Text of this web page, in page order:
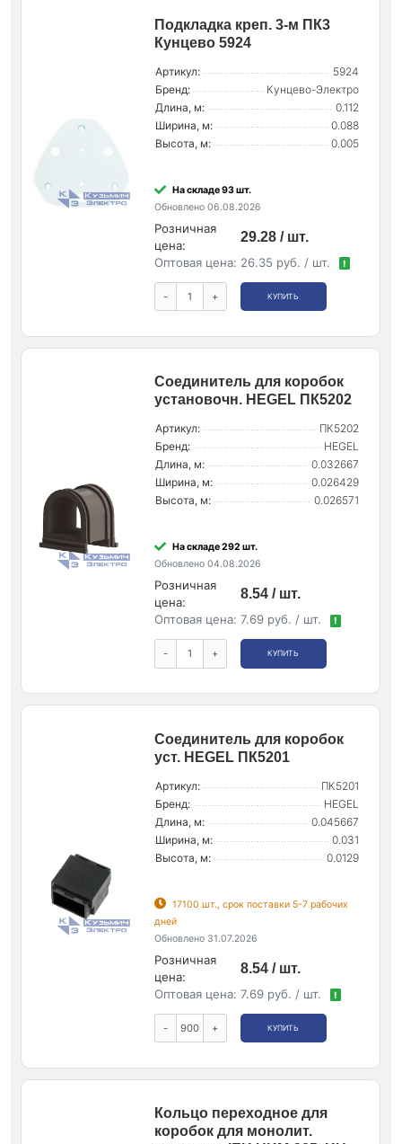
Подкладка креп. 3-м ПК3
Кунцево 5924
Артикул:
5924
Бренд:
Кунцево-Электро
Длина, м:
0.112
Ширина, м:
0.088
Высота, м:
0.005
На складе 93 шт.
Обновлено 06.08.2026
Розничная
цена:
29.28 / шт.
Оптовая цена: 26.35 руб. / шт. !
- + КУПИТЬ
Соединитель для коробок
установочн. HEGEL ПК5202
Артикул:
ПК5202
Бренд:
HEGEL
Длина, м:
0.032667
Ширина, м:
0.026429
Высота, м:
0.026571
На складе 292 шт.
Обновлено 04.08.2026
Розничная
цена:
8.54 / шт.
Оптовая цена: 7.69 руб. / шт. !
- + КУПИТЬ
Соединитель для коробок
уст. HEGEL ПК5201
Артикул:
ПК5201
Бренд:
HEGEL
Длина, м:
0.045667
Ширина, м:
0.031
Высота, м:
0.0129
17100 шт., срок поставки 5-7 рабочих
дней
Обновлено 31.07.2026
Розничная
цена:
8.54 / шт.
Оптовая цена: 7.69 руб. / шт. !
- + КУПИТЬ
Кольцо переходное для
коробок для монолит.